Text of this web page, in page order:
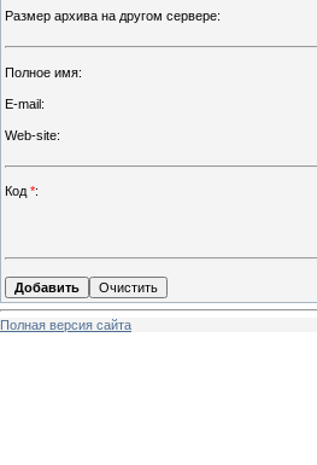
Размер архива на другом сервере:
Полное имя:
E-mail:
Web-site:
Код *:
Полная версия сайта